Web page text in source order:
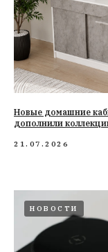
Новые домашние
дополнили
21.07.2026
НОВОСТИ